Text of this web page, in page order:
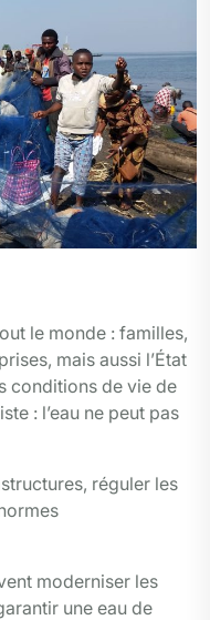
le monde : familles,
mais aussi l’État
conditions de vie de
: l’eau ne peut pas
réguler les
moderniser les
une eau de